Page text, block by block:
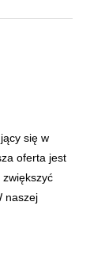
się w
oferta jest
naszej